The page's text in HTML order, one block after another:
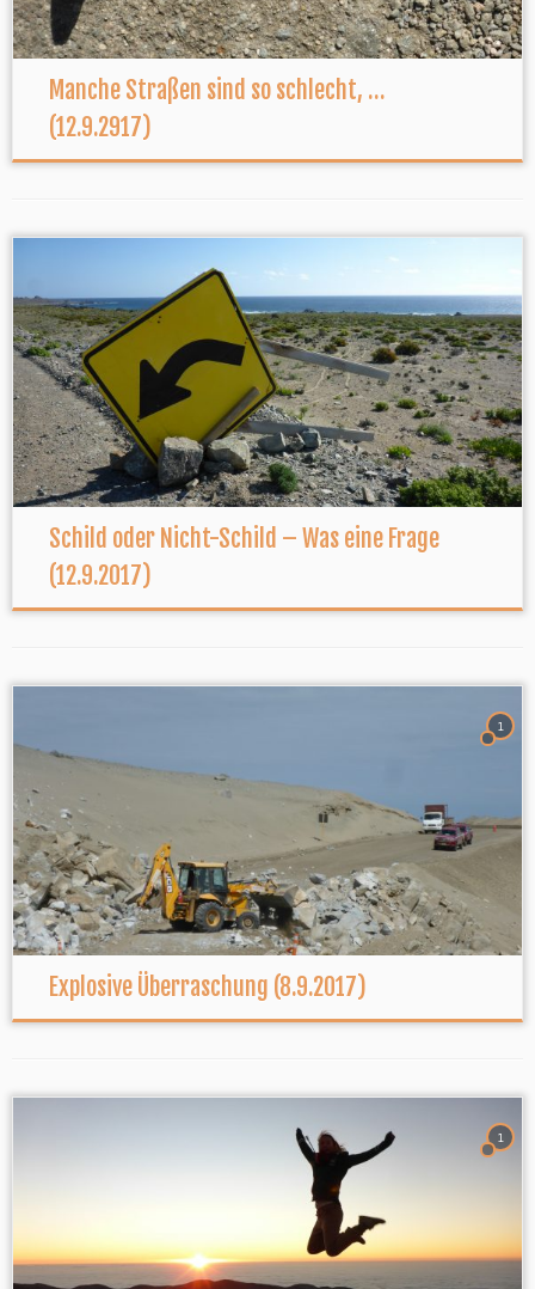
Manche Straßen sind so schlecht, …
(12.9.2917)
Schild oder Nicht-Schild – Was eine Frage
(12.9.2017)
1
Explosive Überraschung (8.9.2017)
1